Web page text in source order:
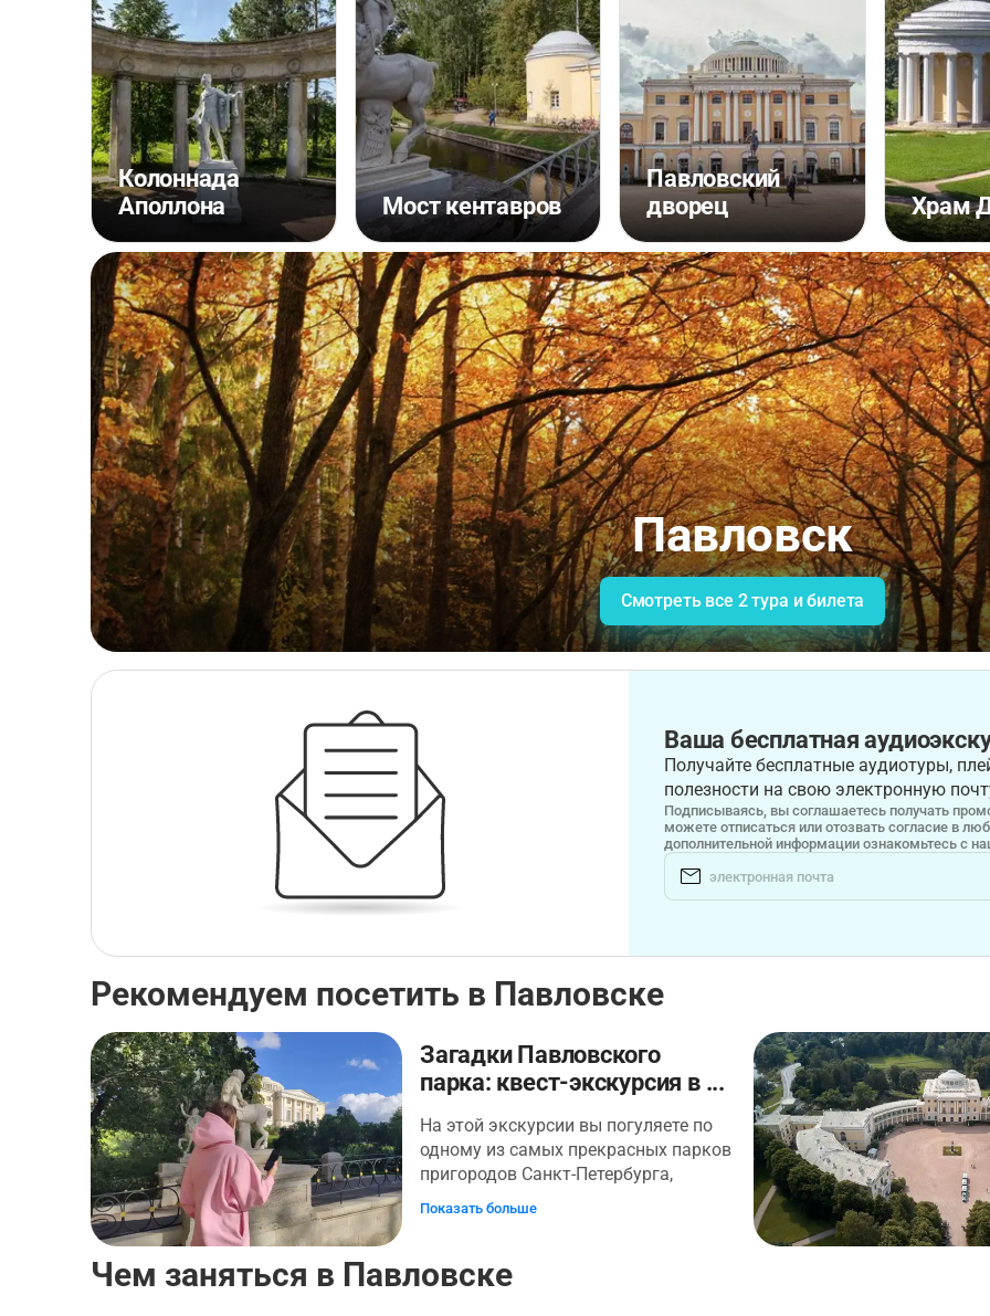
Колоннада
Аполлона
Мост кентавров
Павловский
дворец
Храм
Павловск
Смотреть все 2 тура и билета
Ваша бесплатная
Получайте бесплатные аудиотуры,
полезности на свою электронную
Подписываясь, вы соглашаетесь получать
можете отписаться или отозвать согласие в
дополнительной информации ознакомьтесь с
Рекомендуем посетить в Павловске
Загадки Павловского
парка: квест-экскурсия в ...
На этой экскурсии вы погуляете по
одному из самых прекрасных парков
пригородов Санкт-Петербурга,
восхититесь романтическими
прогуляетесь по всему парку и
Показать больше
Чем заняться в Павловске